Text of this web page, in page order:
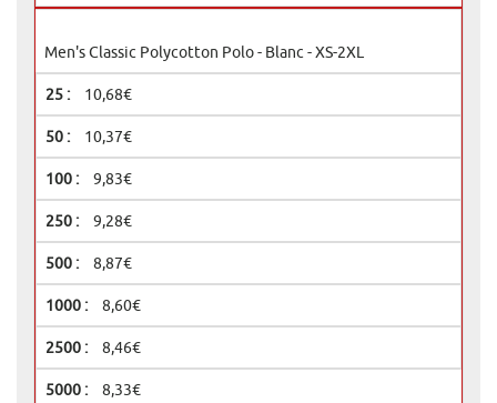
Men's Classic Polycotton Polo - Blanc - XS-2XL
10,68€
10,37€
9,83€
9,28€
8,87€
8,60€
8,46€
8,33€